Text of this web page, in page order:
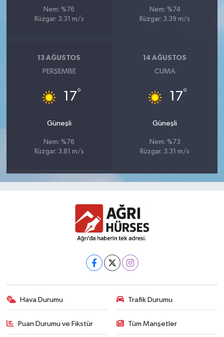
Nem: %76
Rüzgar: 3.31 m/s
Nem: %74
Rüzgar: 3.39 m/s
13 AĞUSTOS
PERŞEMBE
17°
Güneşli
Nem: %76
Rüzgar: 3.81 m/s
14 AĞUSTOS
CUMA
17°
Güneşli
Nem: %73
Rüzgar: 3.31 m/s
Hava Durumu Trafik Durumu
Puan Durumu ve Fikstür Tüm Manşetler